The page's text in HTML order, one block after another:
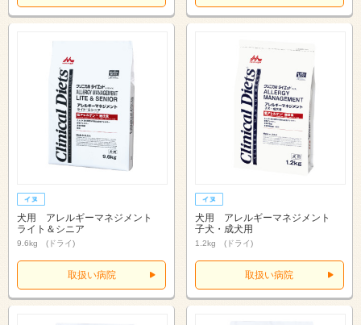
犬用 アレルギーマネジメント
ライト＆シニア
9.6kg (ドライ)
取扱い病院
犬用 アレルギーマネジメント
子犬・成犬用
1.2kg (ドライ)
取扱い病院